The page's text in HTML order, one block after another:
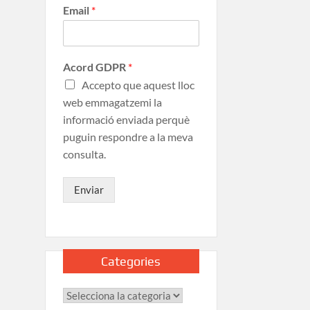
Email *
Acord GDPR *
Accepto que aquest lloc
web emmagatzemi la
informació enviada perquè
puguin respondre a la meva
consulta.
Enviar
Categories